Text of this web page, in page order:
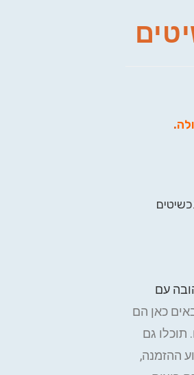
.
כ- 10*10 ס"מ. התכשיטים
עם
כאן הם
גם
ההזמנה,